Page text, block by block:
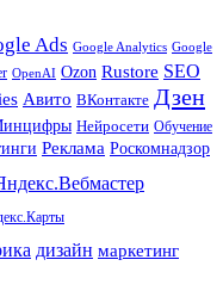
Ads Google Analytics Google
OpenAI Ozon Rustore SEO
Авито ВКонтакте Дзен
Нейросети Обучение
Реклама Роскомнадзор
дизайн маркетинг